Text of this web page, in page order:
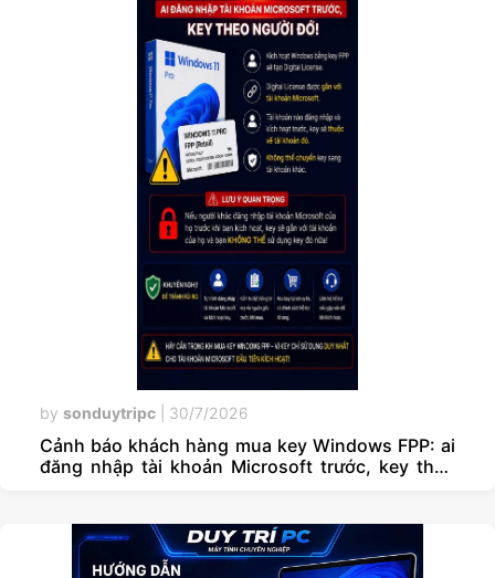
by sonduytripc 30/7/2026
Cảnh báo khách hàng mua key Windows FPP: ai
đăng nhập tài khoản Microsoft trước, key theo